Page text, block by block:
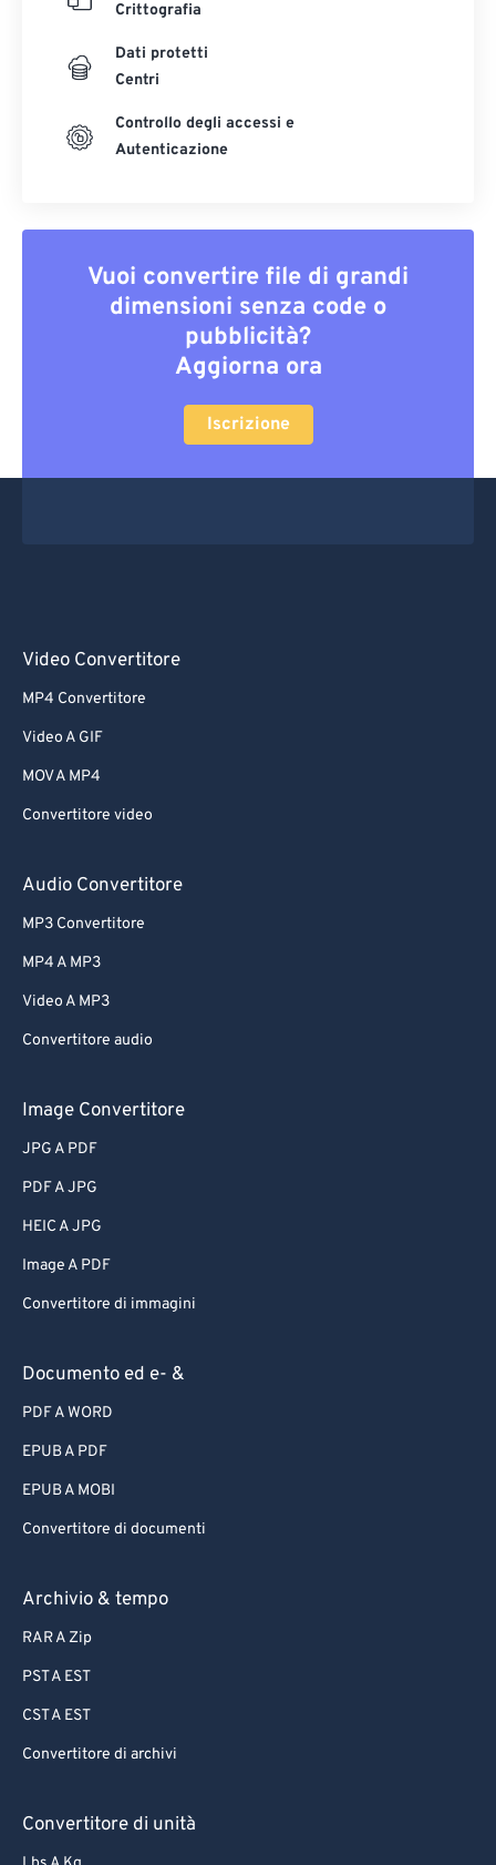
Crittografia
Dati protetti
Centri
Controllo degli accessi e
Autenticazione
Vuoi convertire file di grandi
dimensioni senza code o
pubblicità?
Aggiorna ora
Iscrizione
Video Convertitore
MP4 Convertitore
Video A GIF
MOV A MP4
Convertitore video
Audio Convertitore
MP3 Convertitore
MP4 A MP3
Video A MP3
Convertitore audio
Image Convertitore
JPG A PDF
PDF A JPG
HEIC A JPG
Image A PDF
Convertitore di immagini
Documento ed e- &
PDF A WORD
EPUB A PDF
EPUB A MOBI
Convertitore di documenti
Archivio & tempo
RAR A Zip
PST A EST
CST A EST
Convertitore di archivi
Convertitore di unità